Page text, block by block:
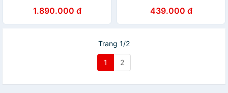
1.890.000 đ
Devices SWV5010/73 -
Hàng chính hãng
439.000 đ
Trang 1/2
1 2